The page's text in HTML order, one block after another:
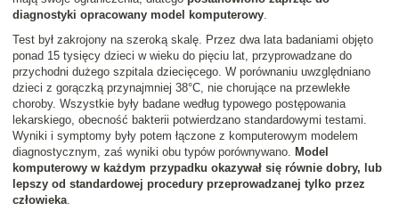
diagnostyki opracowany model komputerowy.
Test był zakrojony na szeroką skalę. Przez dwa lata badaniami objęto
ponad 15 tysięcy dzieci w wieku do pięciu lat, przyprowadzane do
przychodni dużego szpitala dziecięcego. W porównaniu uwzględniano
dzieci z gorączką przynajmniej 38°C, nie chorujące na przewlekłe
choroby. Wszystkie były badane według typowego postępowania
lekarskiego, obecność bakterii potwierdzano standardowymi testami.
Wyniki i symptomy były potem łączone z komputerowym modelem
diagnostycznym, zaś wyniki obu typów porównywano. Model
komputerowy w każdym przypadku okazywał się równie dobry, lub
lepszy od standardowej procedury przeprowadzanej tylko przez
człowieka.